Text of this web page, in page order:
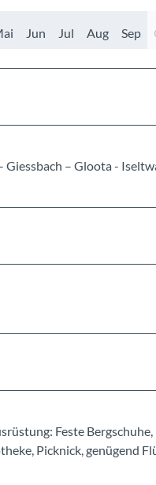
Jun Jul Aug Sep
Giessbach – Gloota -
Feste
Picknick, genügend